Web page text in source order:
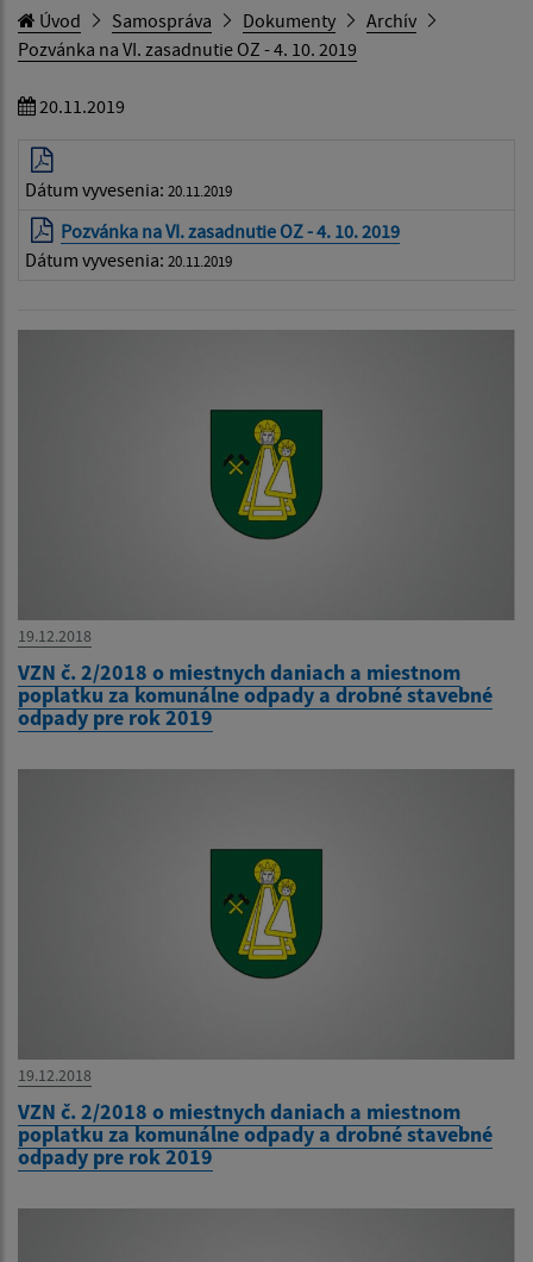
Úvod Samospráva Dokumenty
Archív
Pozvánka na VI. zasadnutie OZ - 4. 10. 2019
20.11.2019
Dátum vyvesenia: 20.11.2019
Pozvánka na VI. zasadnutie OZ - 4. 10. 2019
Dátum vyvesenia: 20.11.2019
19.12.2018
VZN č. 2/2018 o miestnych daniach a miestnom
poplatku za komunálne odpady a drobné stavebné
odpady pre rok 2019
19.12.2018
VZN č. 2/2018 o miestnych daniach a miestnom
poplatku za komunálne odpady a drobné stavebné
odpady pre rok 2019